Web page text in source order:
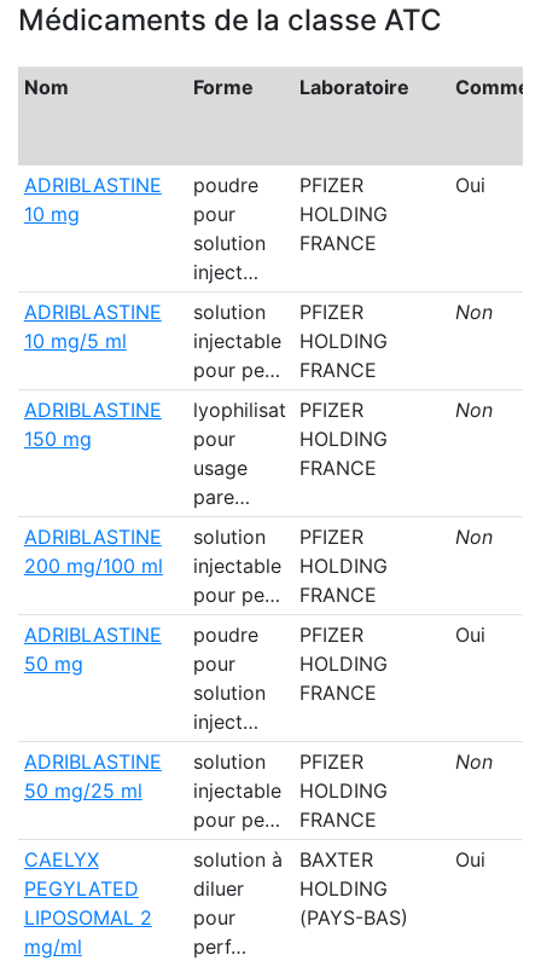
Médicaments de la classe ATC
Nom Forme Laboratoire
ADRIBLASTINE
10 mg
poudre
pour
solution
inject…
PFIZER
HOLDING
FRANCE
Oui
ADRIBLASTINE
10 mg/5 ml
solution
injectable
pour pe…
PFIZER
HOLDING
FRANCE
Non
ADRIBLASTINE
150 mg
lyophilisat
pour
usage
pare…
PFIZER
HOLDING
FRANCE
Non
ADRIBLASTINE
200 mg/100 ml
solution
injectable
pour pe…
PFIZER
HOLDING
FRANCE
Non
ADRIBLASTINE
50 mg
poudre
pour
solution
inject…
PFIZER
HOLDING
FRANCE
Oui
ADRIBLASTINE
50 mg/25 ml
solution
injectable
pour pe…
PFIZER
HOLDING
FRANCE
Non
CAELYX
PEGYLATED
LIPOSOMAL 2
mg/ml
solution à
diluer
pour
perf…
BAXTER
HOLDING
(PAYS-BAS)
Oui